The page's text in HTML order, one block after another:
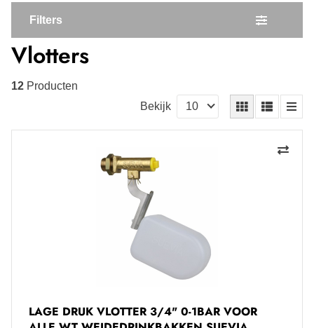
Filters
Vlotters
12 Producten
Bekijk
LAGE DRUK VLOTTER 3/4" 0-1BAR VOOR